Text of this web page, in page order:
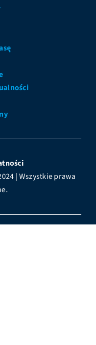
| Wszystkie prawa